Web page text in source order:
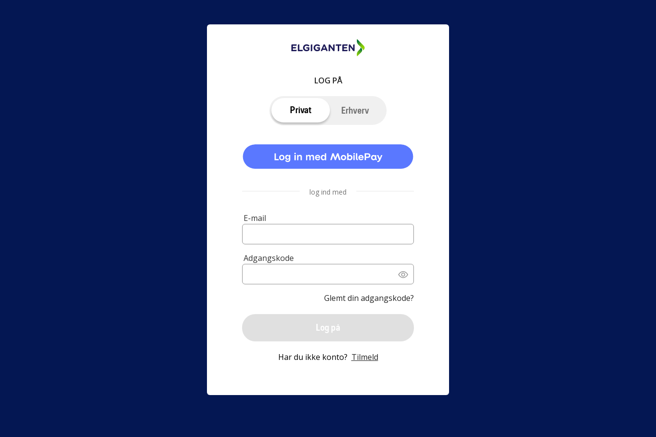
LOG PÅ
Privat Erhverv
log ind med
E-mail
Adgangskode
Glemt din adgangskode?
Log på
Har du ikke konto? Tilmeld